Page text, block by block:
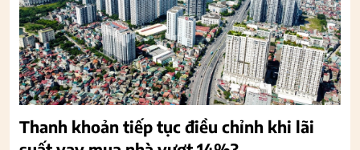
Thanh khoản tiếp tục điều chỉnh khi lãi